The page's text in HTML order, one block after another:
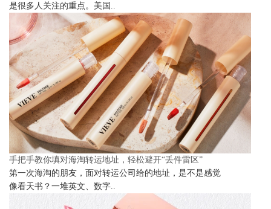
是很多人关注的重点。美国..
手把手教你填对海淘转运地址，轻松避开“丢件雷区”
第一次海淘的朋友，面对转运公司给的地址，是不是感觉
像看天书？一堆英文、数字..